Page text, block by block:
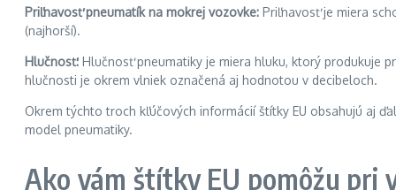
Priľnavosť pneumatík na mokrej vozovke: Priľnavosť je miera
(najhorší).
Hlučnosť: Hlučnosť pneumatiky je miera hluku, ktorý produkuje
hlučnosti je okrem vlniek označená aj hodnotou v decibeloch.
Okrem týchto troch kľúčových informácií štítky EU obsahujú aj
model pneumatiky.
Ako vám štítky EU pomôžu pri